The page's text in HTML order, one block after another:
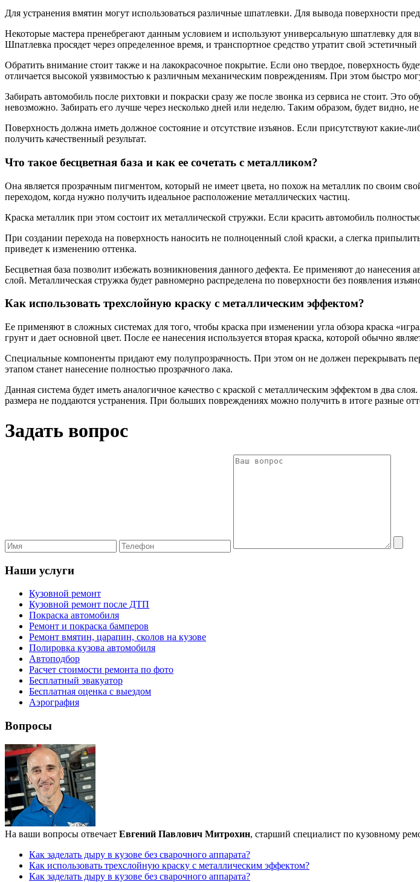
Для устранения вмятин могут использоваться различные шпатлевки. Для вывода поверхности
Некоторые мастера пренебрегают данным условием и используют универсальную шпатлевку для
Шпатлевка просядет через определенное время, и транспортное средство утратит свой
Обратить внимание стоит также и на лакокрасочное покрытие. Если оно твердое, поверхность
отличается высокой уязвимостью к различным механическим повреждениям. При этом быстро
Забирать автомобиль после рихтовки и покраски сразу же после звонка из сервиса не стоит. Это
невозможно. Забирать его лучше через несколько дней или неделю. Таким образом, будет видно,
Поверхность должна иметь должное состояние и отсутствие изъянов. Если присутствуют какие-
получить качественный результат.
Что такое бесцветная база и как ее сочетать с металликом?
Она является прозрачным пигментом, который не имеет цвета, но похож на металлик по своим
переходом, когда нужно получить идеальное расположение металлических частиц.
Краска металлик при этом состоит их металлической стружки. Если красить автомобиль
При создании перехода на поверхность наносить не полноценный слой краски, а слегка
приведет к изменению оттенка.
Бесцветная база позволит избежать возникновения данного дефекта. Ее применяют до
слой. Металлическая стружка будет равномерно распределена по поверхности без появления
Как использовать трехслойную краску с металлическим эффектом?
Ее применяют в сложных системах для того, чтобы краска при изменении угла обзора краска
грунт и дает основной цвет. После ее нанесения используется вторая краска, которой обычно
Специальные компоненты придают ему полупрозрачность. При этом он не должен перекрывать
этапом станет нанесение полностью прозрачного лака.
Данная система будет иметь аналогичное качество с краской с металлическим эффектом в два
размера не поддаются устранения. При больших повреждениях можно получить в итоге разные
Задать вопрос
Наши услуги
Кузовной ремонт
Кузовной ремонт после ДТП
Покраска автомобиля
Ремонт и покраска бамперов
Ремонт вмятин, царапин, сколов на кузове
Полировка кузова автомобиля
Автоподбор
Расчет стоимости ремонта по фото
Бесплатный эвакуатор
Бесплатная оценка с выездом
Аэрография
Вопросы
На ваши вопросы отвечает Евгений Павлович Митрохин, старший специалист по кузовному
Как заделать дыру в кузове без сварочного аппарата?
Как использовать трехслойную краску с металлическим эффектом?
Как заделать дыру в кузове без сварочного аппарата?